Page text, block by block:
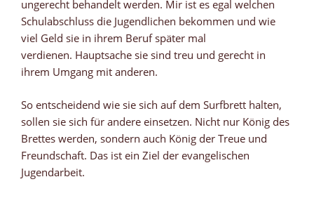
ungerecht behandelt werden. Mir ist es egal welchen
Schulabschluss die Jugendlichen bekommen und wie
viel Geld sie in ihrem Beruf später mal
verdienen. Hauptsache sie sind treu und gerecht in
ihrem Umgang mit anderen.
So entscheidend wie sie sich auf dem Surfbrett halten,
sollen sie sich für andere einsetzen. Nicht nur König des
Brettes werden, sondern auch König der Treue und
Freundschaft. Das ist ein Ziel der evangelischen
Jugendarbeit.